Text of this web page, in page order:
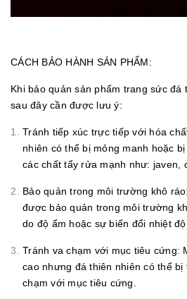
CÁCH BẢO HÀNH SẢN PHẨM:
Khi bảo quản sản phẩm trang sức đá
sau đây cần được lưu ý:
Tránh tiếp xúc trực tiếp với hóa
nhiên có thể bị mỏng manh hoặc
các chất tẩy rửa mạnh như: javen,
Bảo quản trong môi trường khô
được bảo quản trong môi trường
do độ ẩm hoặc sự biến đổi nhiệt độ.
Tránh va chạm với mục tiêu cứng:
cao nhưng đá thiên nhiên có thể bị
chạm với mục tiêu cứng.